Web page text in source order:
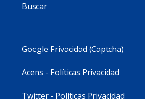
Buscar
Google Privacidad (Captcha)
Acens - Políticas Privacidad
Twitter - Políticas Privacidad